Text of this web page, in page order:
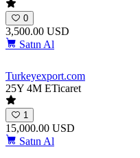
0
3,500.00 USD
Satın Al
Turkeyexport.com
25Y 4M ETicaret
1
15,000.00 USD
Satın Al